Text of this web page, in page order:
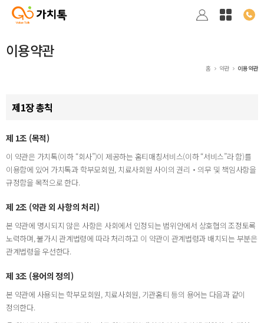
이용약관
홈 약관 이용약관
제1장 총칙
제 1조 (목적)
이 약관은 가치톡(이하 “회사”)이 제공하는 홈티매칭서비스(이하 “서비스”라 함)를
이용함에 있어 가치톡과 학부모회원, 치료사회원 사이의 권리‧의무 및 책임사항을
규정함을 목적으로 한다.
제 2조 (약관 외 사항의 처리)
본 약관에 명시되지 않은 사항은 사회에서 인정되는 범위안에서 상호협의 조정토록
노력하며, 불가시 관계법령에 따라 처리하고 이 약관이 관계법령과 배치되는 부분은
관계법령을 우선한다.
제 3조 (용어의 정의)
본 약관에 사용되는 학부모회원, 치료사회원, 기관홈티 등의 용어는 다음과 같이
정의한다.